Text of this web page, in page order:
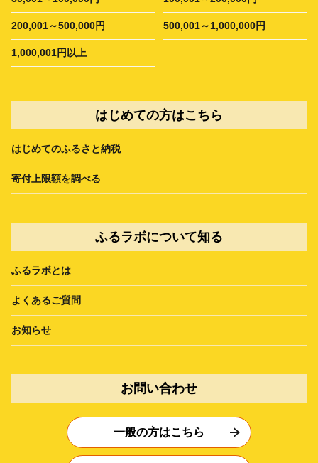
200,001～500,000円 500,001～1,000,000円
1,000,001円以上
はじめての方はこちら
はじめてのふるさと納税
寄付上限額を調べる
ふるラボについて知る
ふるラボとは
よくあるご質問
お知らせ
お問い合わせ
一般の方はこちら